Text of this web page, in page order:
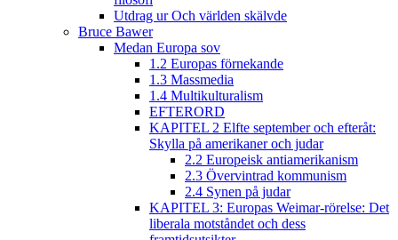
Utdrag ur Och världen skälvde
Bruce Bawer
Medan Europa sov
1.2 Europas förnekande
1.3 Massmedia
1.4 Multikulturalism
EFTERORD
KAPITEL 2 Elfte september och efteråt:
Skylla på amerikaner och judar
2.2 Europeisk antiamerikanism
2.3 Övervintrad kommunism
2.4 Synen på judar
KAPITEL 3: Europas Weimar-rörelse: Det
liberala motståndet och dess